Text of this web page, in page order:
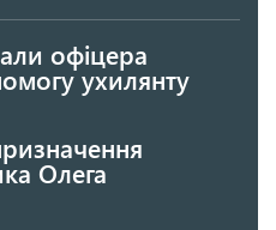
офіцера
ухилянту
Олега